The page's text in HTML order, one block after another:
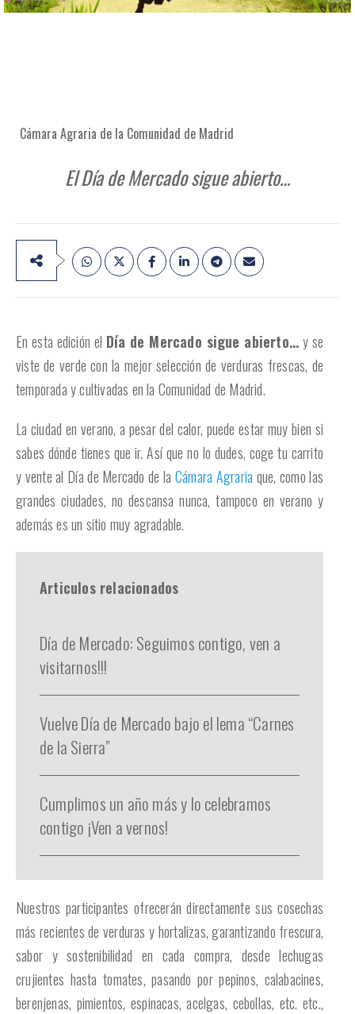
Cámara Agraria de la Comunidad de Madrid
El Día de Mercado sigue abierto…
En esta edición el Día de Mercado sigue abierto…y se
viste de verde con la mejor selección de verduras frescas, de
temporada y cultivadas en la Comunidad de Madrid.
La ciudad en verano, a pesar del calor, puede estar muy bien si
sabes dónde tienes que ir. Así que no lo dudes, coge tu carrito
y vente al Día de Mercado de laCámara Agraria que, como las
grandes ciudades, no descansa nunca, tampoco en verano y
además es un sitio muy agradable.
Articulos relacionados
Día de Mercado: Seguimos contigo, ven a
visitarnos!!!
Vuelve Día de Mercado bajo el lema “Carnes
de la Sierra”
Cumplimos un año más y lo celebramos
contigo ¡Ven a vernos!
Nuestros participantes ofrecerán directamente sus cosechas
más recientes de verduras y hortalizas, garantizando frescura,
sabor y sostenibilidad en cada compra, desde lechugas
crujientes hasta tomates, pasando por pepinos, calabacines,
berenjenas, pimientos, espinacas, acelgas, cebollas, etc. etc.,